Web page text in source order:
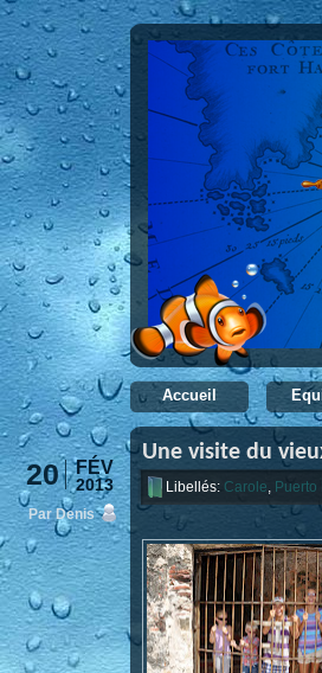
Accueil
FÉV
2013
20
Par Denis
Une visite du
Libellés: Carole, Puerto